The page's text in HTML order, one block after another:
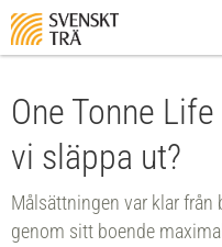
One Tonne
vi släppa ut?
Målsättningen var klar
genom sitt boende